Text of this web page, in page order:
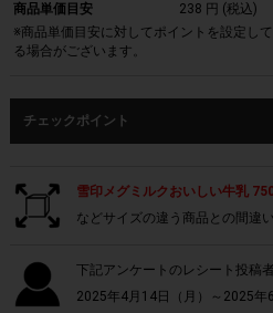
商品単価目安
238 円 (税込)
※商品単価目安に対してポイントを設定し
る場合がございます。
チェックポイント
雪印メグミルクおいしい牛乳
などサイズの違う商品との間違
下記アンケートのレシート投稿
2025年4月14日（月）～2025年